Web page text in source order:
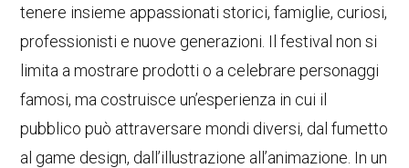
tenere insieme appassionati storici, famiglie, curiosi,
professionisti e nuove generazioni. Il festival non si
limita a mostrare prodotti o a celebrare personaggi
famosi, ma costruisce un’esperienza in cui il
pubblico può attraversare mondi diversi, dal fumetto
al game design, dall’illustrazione all’animazione. In un